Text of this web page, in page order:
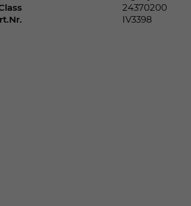
24370200
IV3398